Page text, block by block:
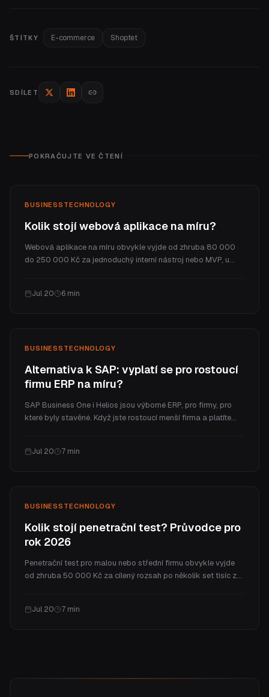
ŠTÍTKY E-commerce Shoptet
SDÍLET
POKRAČUJTE VE ČTENÍ
BUSINESS TECHNOLOGY
Kolik stojí webová aplikace na míru?
Webová aplikace na míru obvykle vyjde od zhruba 80 000
do 250 000 Kč za jednoduchý interní nástroj nebo MVP, u
průběžné náklady.
Jul 20 6 min
BUSINESS TECHNOLOGY
Alternativa k SAP: vyplatí se pro rostoucí
firmu ERP na míru?
SAP Business One i Helios jsou výborné ERP, pro firmy, pro
které byly stavěné. Když jste rostoucí menší firma a platíte
fitu a toho, kdy vyhrává co.
Jul 20 7 min
BUSINESS TECHNOLOGY
Kolik stojí penetrační test? Průvodce pro
rok 2026
Penetrační test pro malou nebo střední firmu obvykle vyjde
od zhruba 50 000 Kč za cílený rozsah po několik set tisíc za
jak často test potřebujete.
Jul 20 7 min